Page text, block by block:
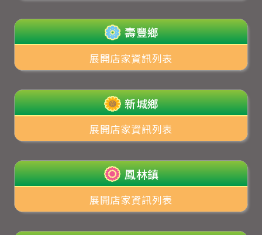
壽豐鄉
展開店家資訊列表
新城鄉
展開店家資訊列表
鳳林鎮
展開店家資訊列表